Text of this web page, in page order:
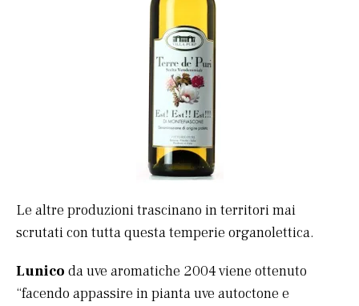
Le altre produzioni trascinano in territori mai
scrutati con tutta questa temperie organolettica.
Lunico da uve aromatiche 2004 viene ottenuto
“facendo appassire in pianta uve autoctone e